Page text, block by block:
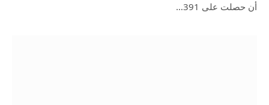
أن حصلت على 391…